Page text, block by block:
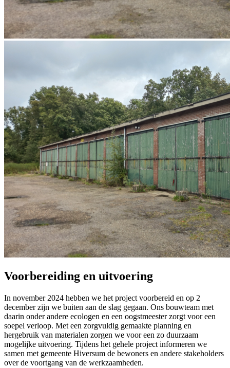
Voorbereiding en uitvoering
In november 2024 hebben we het project voorbereid en op 2
december zijn we buiten aan de slag gegaan. Ons bouwteam met
daarin onder andere ecologen en een oogstmeester zorgt voor een
soepel verloop. Met een zorgvuldig gemaakte planning en
hergebruik van materialen zorgen we voor een zo duurzaam
mogelijke uitvoering. Tijdens het gehele project informeren we
samen met gemeente Hiversum de bewoners en andere stakeholders
over de voortgang van de werkzaamheden.